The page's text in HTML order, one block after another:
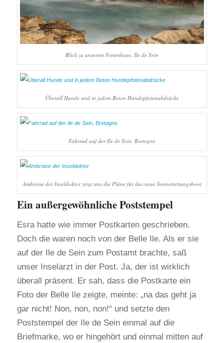
Blick zu unserem Ferienhaus, Ile de Sein
Überall Hunde und in jedem Beton Hundepfotenabdrücke
Fahrrad auf der Ile de Sein, Bretagne
Ambroise der Inseldoktor zeigt uns die Pläne für das neue Seenotrettungsboot
Ein außergewöhnliche Poststempel
Esra hatte wie immer Postkarten geschrieben.
Doch die waren noch von der Belle Ile. Als er sie
auf der Ile de Sein zum Postamt brachte, saß
unser Inselarzt in der Post. Ja, der ist wirklich
überall präsent. Er sah, dass die Postkarte ein
Foto der Belle Ile zeigte, meinte: „na das geht ja
gar nicht! Non, non, non!“ und setzte den
Poststempel der Ile de Sein einmal auf die
Briefmarke, wo er hingehört und einmal mitten auf